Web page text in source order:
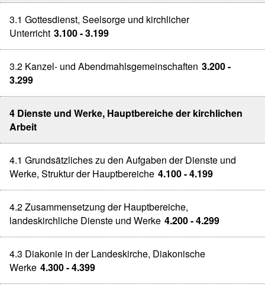
3.1 Gottesdienst, Seelsorge und kirchlicher
Unterricht 3.100 - 3.199
3.2 Kanzel- und Abendmahlsgemeinschaften 3.200 -
3.299
4 Dienste und Werke, Hauptbereiche der kirchlichen
Arbeit
4.1 Grundsätzliches zu den Aufgaben der Dienste und
Werke, Struktur der Hauptbereiche 4.100 - 4.199
4.2 Zusammensetzung der Hauptbereiche,
landeskirchliche Dienste und Werke 4.200 - 4.299
4.3 Diakonie in der Landeskirche, Diakonische
Werke 4.300 - 4.399